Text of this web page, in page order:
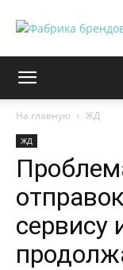
На главную ЖД
ЖД
сервису